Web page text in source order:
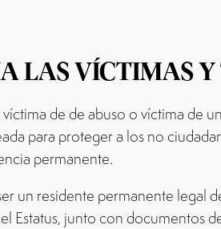
LAS VÍCTIMAS Y
de de abuso o víctima de
para proteger a los no
permanente.
un residente permanente legal
Estatus, junto con